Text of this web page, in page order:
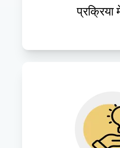
प्रक्रिया
विशिष्ट व्यावसायिक
अनुरूप अनुकूलित